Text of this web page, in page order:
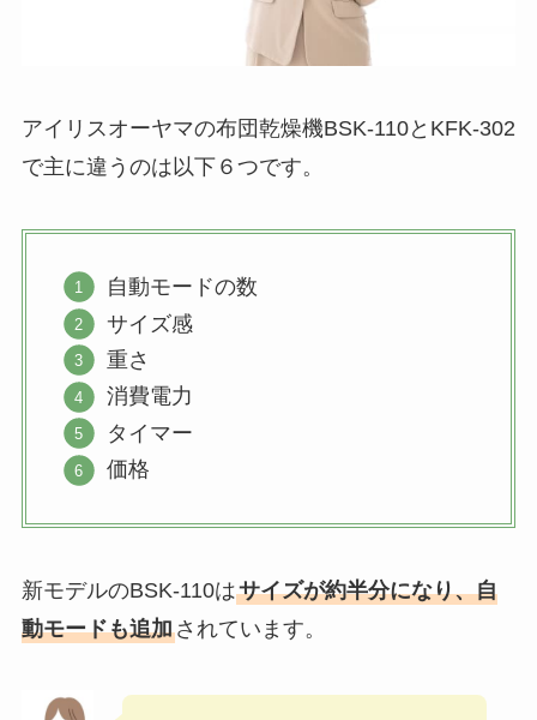
アイリスオーヤマの布団乾燥機BSK-110とKFK-302
で主に違うのは以下６つです。
自動モードの数
サイズ感
重さ
消費電力
タイマー
価格
新モデルのBSK-110はサイズが約半分になり、自
動モードも追加されています。